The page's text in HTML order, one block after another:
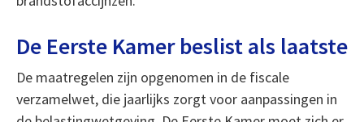
De Eerste Kamer beslist als laatste
De maatregelen zijn opgenomen in de fiscale
verzamelwet, die jaarlijks zorgt voor aanpassingen in